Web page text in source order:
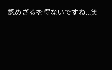
認めざるを得ないですね…笑